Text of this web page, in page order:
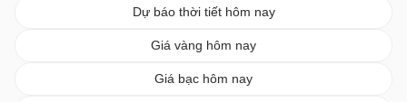
Dự báo thời tiết hôm nay
Giá vàng hôm nay
Giá bạc hôm nay